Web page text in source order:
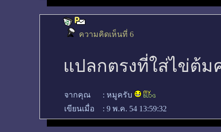
ความคิดเห็นที่ 6
แปลกตรงที่ใส่ไข่ต้ม
จากคุณ : หมูครับ
เขียนเมื่อ
: 9 พ.ค. 54 13:59:32